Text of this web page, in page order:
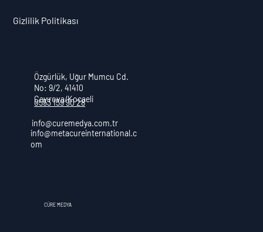
Gizlilik Politikası
Özgürlük, Uğur Mumcu Cd.
No: 9/2, 41410
Çayırova/Kocaeli
info@curemedya.com.tr
info@metacureinternational.c
om
0553 159 90 28
CÜRE MEDYA